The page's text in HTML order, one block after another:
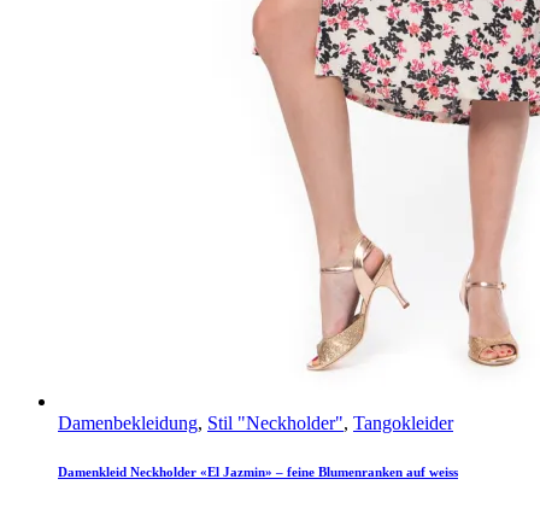
Damenbekleidung, Stil "Neckholder", Tangokleider
Damenkleid Neckholder «El Jazmin» – feine Blumenranken auf weiss